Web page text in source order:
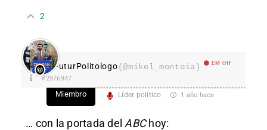
2
FuturPolitologo(@mikel_montoia) EM Off
#2976947
Miembro Líder político 1 año hace
… con la portada del ABChoy: